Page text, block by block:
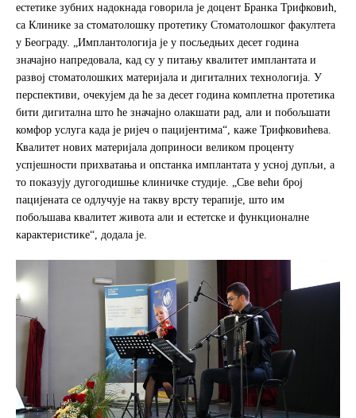
естетике зубних надокнада говорила је доцент Бранка Трифковић,
са Клинике за стоматолошку протетику Стоматолошког факултета
у Београду. „Имплантологија је у посљедњих десет година
значајно напредовала, кад су у питању квалитет имплантата и
развој стоматолошких материјала и дигиталних технологија. У
перспективи, очекујем да ће за десет година комплетна протетика
бити дигитална што ће значајно олакшати рад, али и побољшати
комфор услуга када је ријеч о пацијентима“, каже Трифковићева.
Квалитет нових материјала доприноси великом проценту
успјешности прихватања и опстанка имплантата у усној дупљи, а
то показују дугогодишње клиничке студије. „Све већи број
пацијената се одлучује на такву врсту терапије, што им
побољшава квалитет живота али и естетске и функционалне
карактеристике“, додала је.